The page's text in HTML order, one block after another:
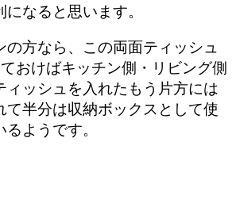
になると思います。
の方なら、この両面ティッシュ
おけばキッチン側・リビング側
ィッシュを入れたもう片方には
て半分は収納ボックスとして使
ようです。